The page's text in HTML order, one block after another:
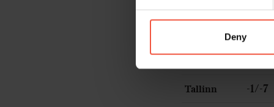
Deny
-8/-15
Tallinn -1/-7